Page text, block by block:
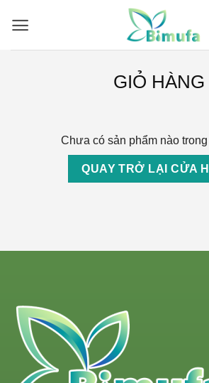
GIỎ HÀNG
Chưa có sản phẩm nào
QUAY TRỞ LẠI CỬA